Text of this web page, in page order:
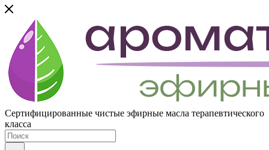
Сертифицированные чистые эфирные масла терапевтического
класса